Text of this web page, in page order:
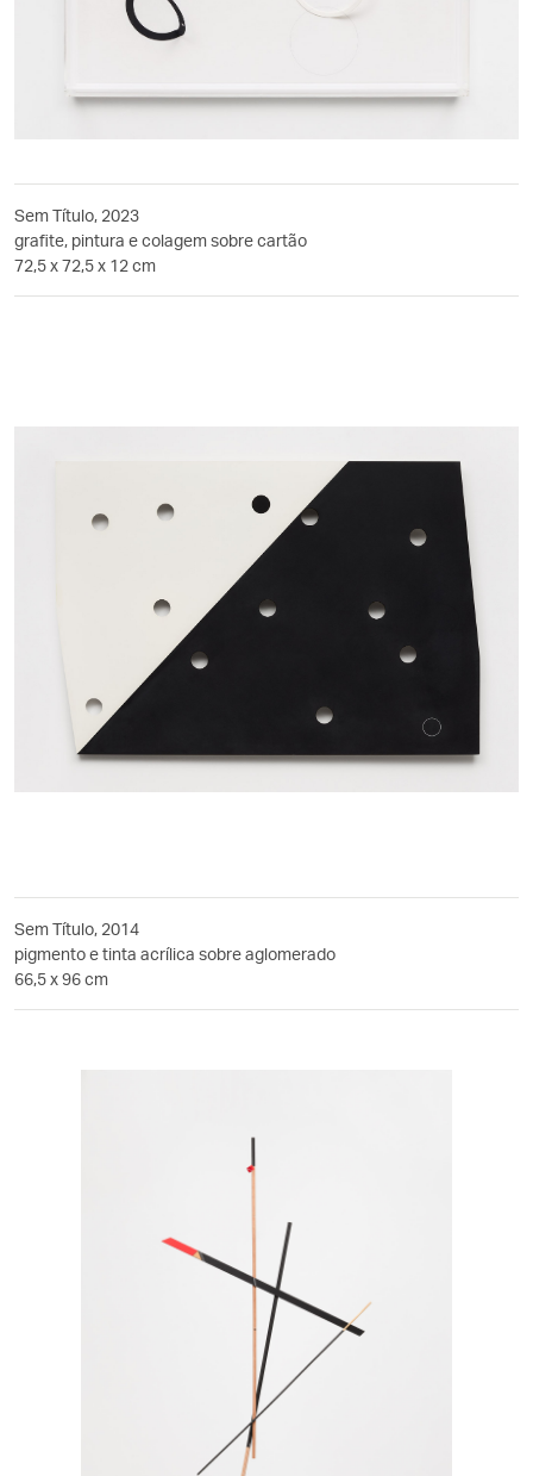
Sem Título, 2023
grafite, pintura e colagem sobre cartão
72,5 x 72,5 x 12 cm
Sem Título, 2014
pigmento e tinta acrílica sobre aglomerado
66,5 x 96 cm